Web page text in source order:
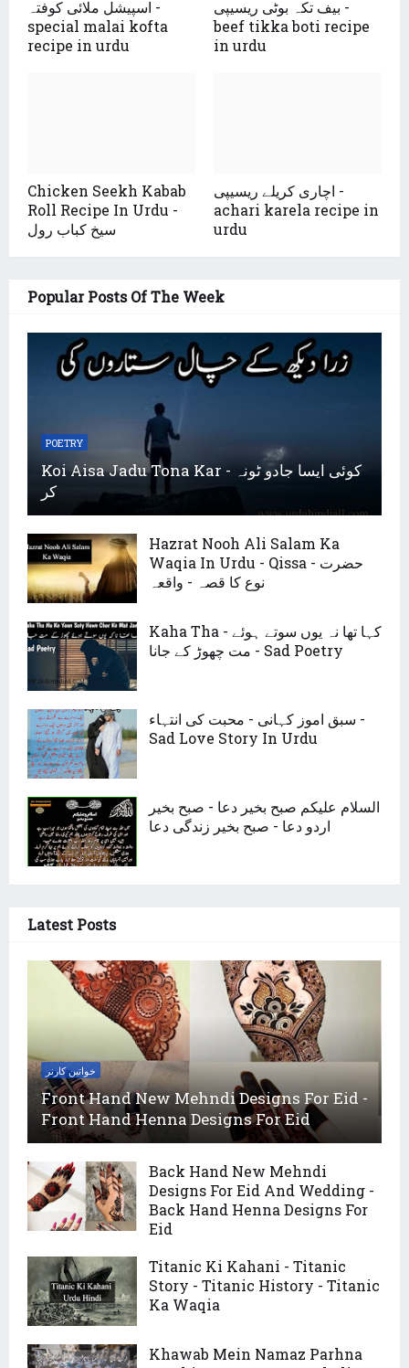
اسپیشل ملائی کوفتہ -
special malai kofta
recipe in urdu
بیف تکہ بوٹی ریسیپی -
beef tikka boti recipe
in urdu
Chicken Seekh Kabab
Roll Recipe In Urdu -
سیخ کباب رول
اچاری کریلے ریسیپی -
achari karela recipe in
urdu
Popular Posts Of The Week
POETRY
Koi Aisa Jadu Tona Kar - کوئی ایسا جادو ٹونہ
کر
Hazrat Nooh Ali Salam Ka
Waqia In Urdu - Qissa - حضرت
نوع کا قصہ - واقعہ
Kaha Tha - کہا تھا نہ یوں سوتے ہوئے
مت چھوڑ کے جانا - Sad Poetry
سبق اموز کہانی - محبت کی انتہاء -
Sad Love Story In Urdu
السلام علیکم صبح بخیر دعا - صبح بخیر
اردو دعا - صبح بخیر زندگی دعا
Latest Posts
خواتین کارنر
Front Hand New Mehndi Designs For Eid -
Front Hand Henna Designs For Eid
Back Hand New Mehndi
Designs For Eid And Wedding -
Back Hand Henna Designs For
Eid
Titanic Ki Kahani - Titanic
Story - Titanic History - Titanic
Ka Waqia
Khawab Mein Namaz Parhna